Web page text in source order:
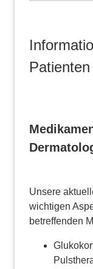
Unsere
wichtigen
betreffenden